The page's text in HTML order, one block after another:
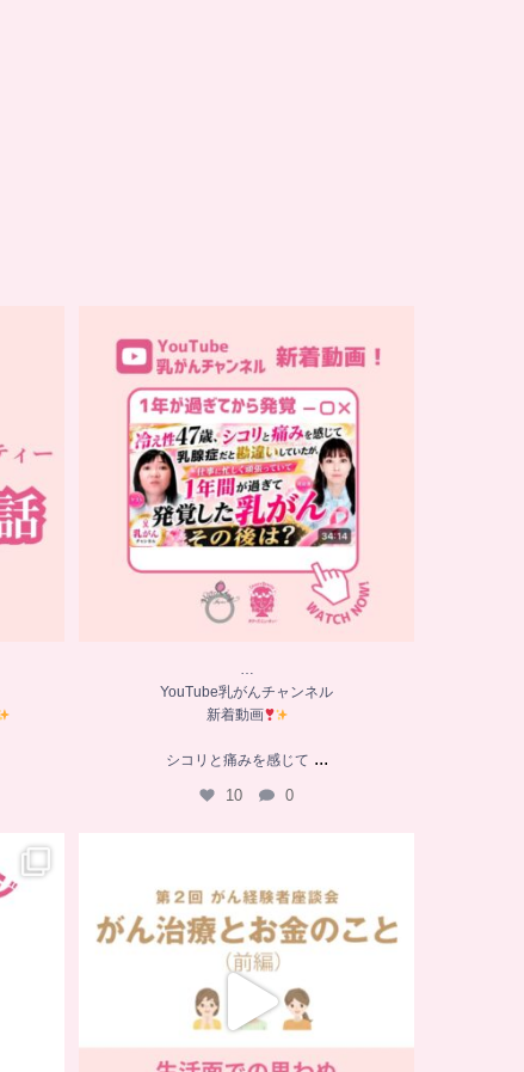
YouTube乳がんチャンネル
新着動画
シコリと痛みを感じて...
10 0
…
YouTube乳がんチャンネル
新着動画
シコリと痛みを感じて ...
10 0
9 0